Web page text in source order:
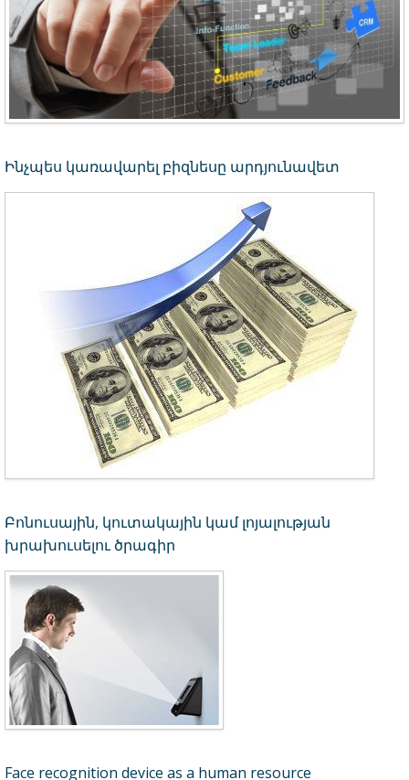
Ինչպես կառավարել բիզնեսը արդյունավետ
Բոնուսային, կուտակային կամ լոյալության
խրախուսելու ծրագիր
Face recognition device as a human resource